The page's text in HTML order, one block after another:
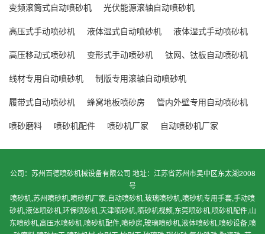
变频滚筒式自动喷砂机
光伏能源滚轴自动喷砂机
高压式手动喷砂机
液体湿式自动喷砂机
液体湿式手动喷砂机
高压移动式喷砂机
变形式手动喷砂机
钛网、钛板自动喷砂机
线材专用自动喷砂机
制版专用滚轴自动喷砂机
履带式自动喷砂机
蜂窝地板喷砂房
管内外壁专用自动喷砂机
喷砂磨料
喷砂机配件 喷砂机厂家 自动喷砂机厂家
公司：苏州百德喷砂机械设备有限公司 地址：江苏省苏州市吴中区东太湖2008
号
喷砂机,苏州喷砂机,喷砂机厂家,自动喷砂机,玻璃喷砂机,喷砂机专用手套,手动喷
砂机,液体喷砂机,环保喷砂机,天津喷砂机,喷砂机视频,东莞喷砂机,喷砂机配件,山
东喷砂机,高压水喷砂机,喷砂机配件,喷砂房,玻璃喷砂机,液体喷砂机,喷砂设备,喷